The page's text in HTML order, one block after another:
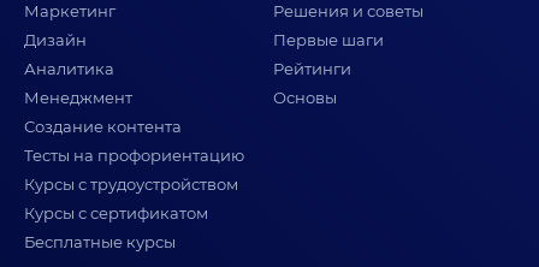
Маркетинг
Дизайн
Аналитика
Менеджмент
Создание контента
Тесты на профориентацию
Курсы с трудоустройством
Курсы с сертификатом
Бесплатные курсы
Решения и советы
Первые шаги
Рейтинги
Основы